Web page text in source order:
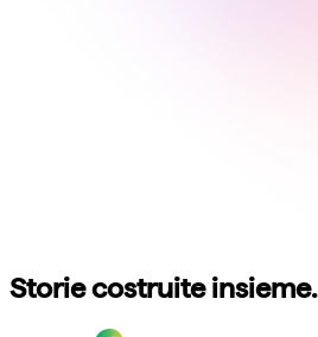
Storie costruite insieme.